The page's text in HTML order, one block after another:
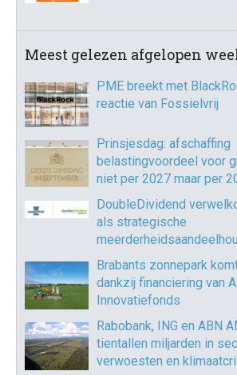
Meest gelezen afgelopen
PME breekt met
reactie van Fossielvrij
Prinsjesdag: afschaffing
belastingvoordeel voor
niet per 2027 maar per
DoubleDividend
als strategische
Brabants zonnepark
dankzij financiering van
Innovatiefonds
Rabobank, ING en ABN
tientallen miljarden in
verwoesten en